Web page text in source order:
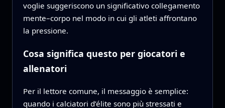
voglie suggeriscono un significativo collegamento
mente–corpo nel modo in cui gli atleti affrontano
la pressione.
Cosa significa questo per giocatori e
allenatori
Per il lettore comune, il messaggio è semplice:
quando i calciatori d’élite sono più stressati e